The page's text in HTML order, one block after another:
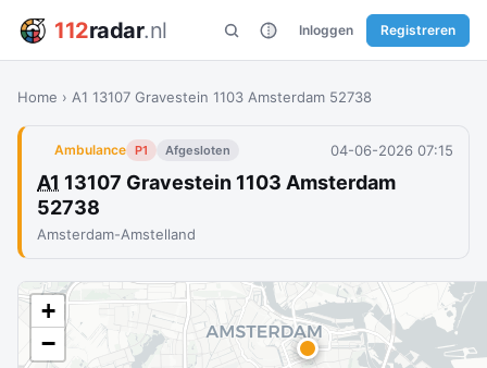
112radar.nl Inloggen Registreren
Home › A1 13107 Gravestein 1103 Amsterdam 52738
Ambulance P1 Afgesloten 04-06-2026 07:15
A1 13107 Gravestein 1103 Amsterdam
52738
Amsterdam-Amstelland
+
−